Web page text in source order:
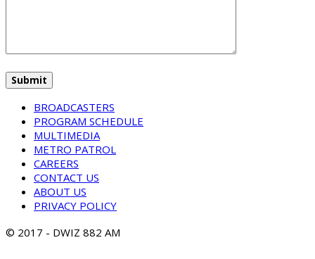
BROADCASTERS
PROGRAM SCHEDULE
MULTIMEDIA
METRO PATROL
CAREERS
CONTACT US
ABOUT US
PRIVACY POLICY
© 2017 - DWIZ 882 AM